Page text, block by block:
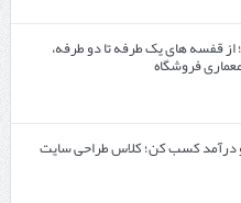
قفسه ‌های یک‌ طرفه تا دو طرفه،
فروشگاه
درآمد کسب کن؛ کلاس طراحی سایت